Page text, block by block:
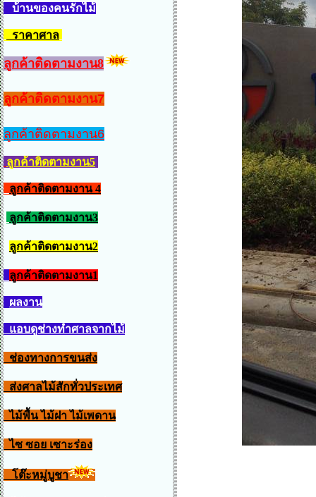
บ้านของคนรักไม้
ราคาศาล
ลูกค้าติดตามงาน8
ลูกค้าติดตามงาน7
ลูกค้าติดตามงาน6
ลูกค้าติดตามงาน5
ลูกค้าติดตามงาน 4
ลูกค้าติดตามงาน3
ลูกค้าติดตามงาน2
ลูกค้าติดตามงาน1
ผลงาน
แอบดูช่างทำศาลจากไม้
ช่องทางการขนส่ง
ส่งศาลไม้สักทั่วประเทศ
ไม้พื้น ไม้ฝา ไม้เพดาน
ไซ ซอย เซาะร่อง
โต๊ะหมู่บูชา